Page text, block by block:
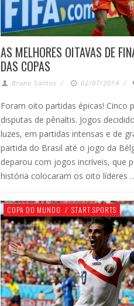
AS MELHORES OITAVAS DE
DAS COPAS
Bruno Santos / 02/07/2014 /
Foram oito partidas épicas! Cinco
disputas de pênaltis. Jogos
luzes, em partidas intensas e de
partida do Brasil até o jogo da
deparou com jogos incríveis, que
história colocaram os oito líderes
COPA DO MUNDO / START SPORTS